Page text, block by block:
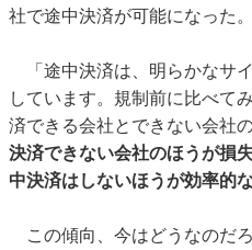
社で途中決済が可能になった。
「途中決済は、明らかなサ
しています。規制前に比べて
済できる会社とできない会社
決済できない会社のほうが損
中決済はしないほうが効率的
この傾向、今はどうなのだ